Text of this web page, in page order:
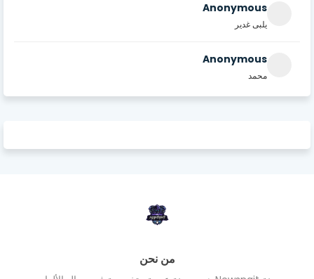
Anonymous
يلبى غدير
Anonymous
محمد
من نحن